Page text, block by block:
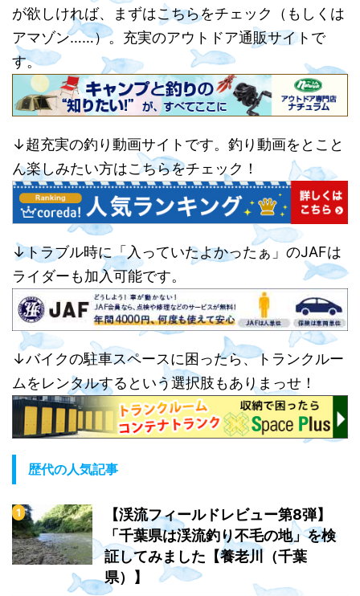
が欲しければ、まずはこちらをチェック（もしくは
アマゾン……）。充実のアウトドア通販サイトで
す。
↓超充実の釣り動画サイトです。釣り動画をとこと
ん楽しみたい方はこちらをチェック！
↓トラブル時に「入っていたよかったぁ」のJAFは
ライダーも加入可能です。
↓バイクの駐車スペースに困ったら、トランクルー
ムをレンタルするという選択肢もありまっせ！
歴代の人気記事
【渓流フィールドレビュー第8弾】
「千葉県は渓流釣り不毛の地」を検
証してみました【養老川（千葉
県）】